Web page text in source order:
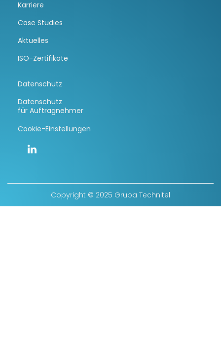
Karriere
Case Studies
Aktuelles
ISO-Zertifikate
Datenschutz
Datenschutz
für Auftragnehmer
Cookie-Einstellungen
Copyright © 2025 Grupa Technitel